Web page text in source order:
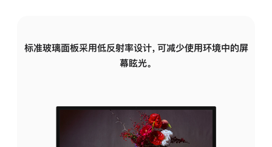
标准玻璃面板采用低反射率设计，可减少使用环境中的屏
幕眩光。